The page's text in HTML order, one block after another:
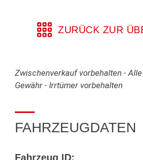
ZURÜCK ZUR
Zwischenverkauf vorbehalten -
Gewähr - Irrtümer vorbehalten
FAHRZEUGDATEN
Fahrzeug ID: